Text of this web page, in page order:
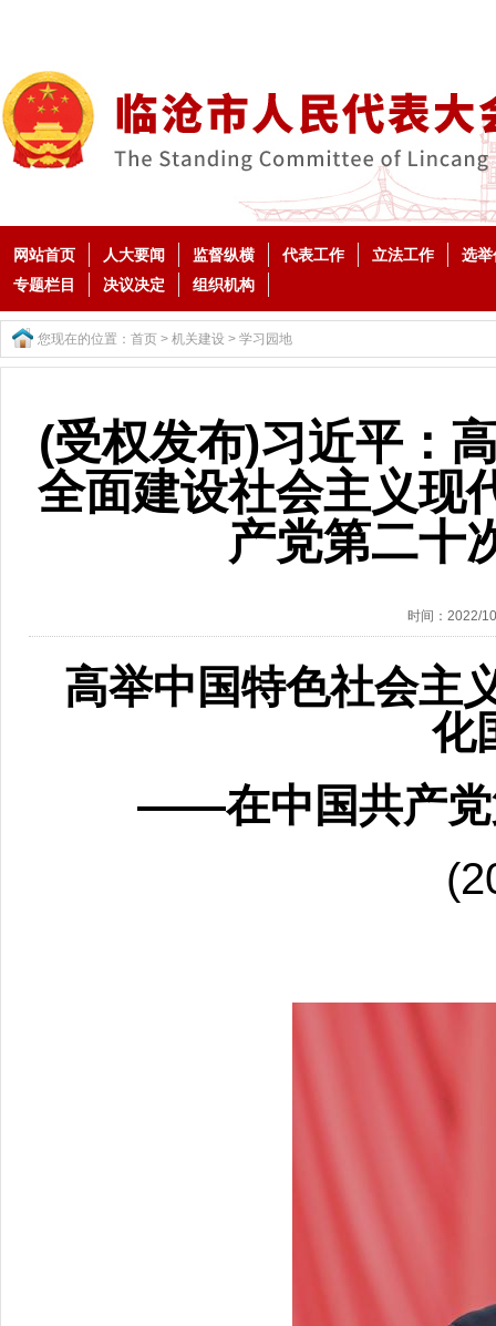
网站首页 人大要闻 监督纵横 代表工作 立法工作
选举
专题栏目
决议决定 组织机构
您现在的位置： 首页 > 机关建设 > 学习园地
(受权发布)习近平：
全面建设社会主义
产党第二十
时间：2022/
高举中国特色社会主
化
——在中国共产党